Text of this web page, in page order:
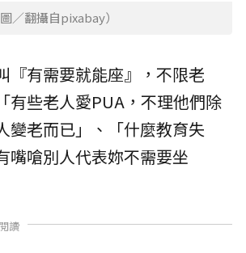
／翻攝自pixabay）
『有需要就能座』，不限老
有些老人愛PUA，不理他們除
變老而已」、「什麼教育失
嘴嗆別人代表妳不需要坐
讀